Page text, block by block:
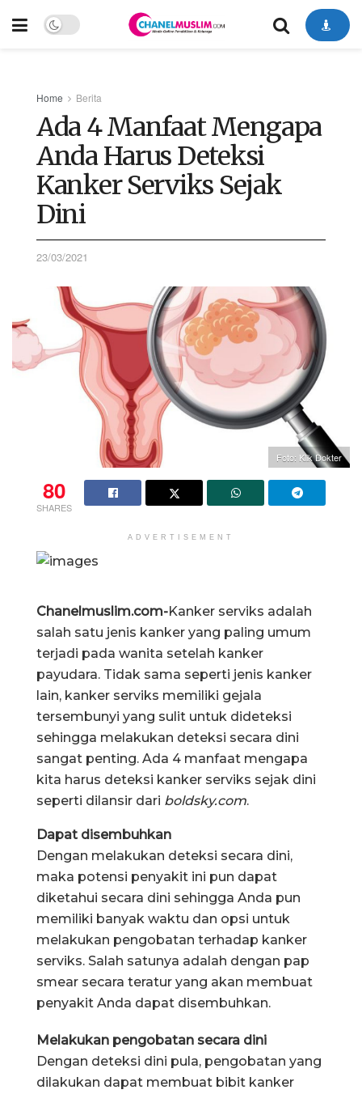
Home Berita
Ada 4 Manfaat Mengapa
Anda Harus Deteksi
Kanker Serviks Sejak
Dini
23/03/2021
Foto: Klik Dokter
80
SHARES
ADVERTISEMENT
Chanelmuslim.com-Kanker serviks adalah
salah satu jenis kanker yang paling umum
terjadi pada wanita setelah kanker
payudara. Tidak sama seperti jenis kanker
lain, kanker serviks memiliki gejala
tersembunyi yang sulit untuk dideteksi
sehingga melakukan deteksi secara dini
sangat penting. Ada 4 manfaat mengapa
kita harus deteksi kanker serviks sejak dini
seperti dilansir dari boldsky.com.
Dapat disembuhkan
Dengan melakukan deteksi secara dini,
maka potensi penyakit ini pun dapat
diketahui secara dini sehingga Anda pun
memiliki banyak waktu dan opsi untuk
melakukan pengobatan terhadap kanker
serviks. Salah satunya adalah dengan pap
smear secara teratur yang akan membuat
penyakit Anda dapat disembuhkan.
Melakukan pengobatan secara dini
Dengan deteksi dini pula, pengobatan yang
dilakukan dapat membuat bibit kanker